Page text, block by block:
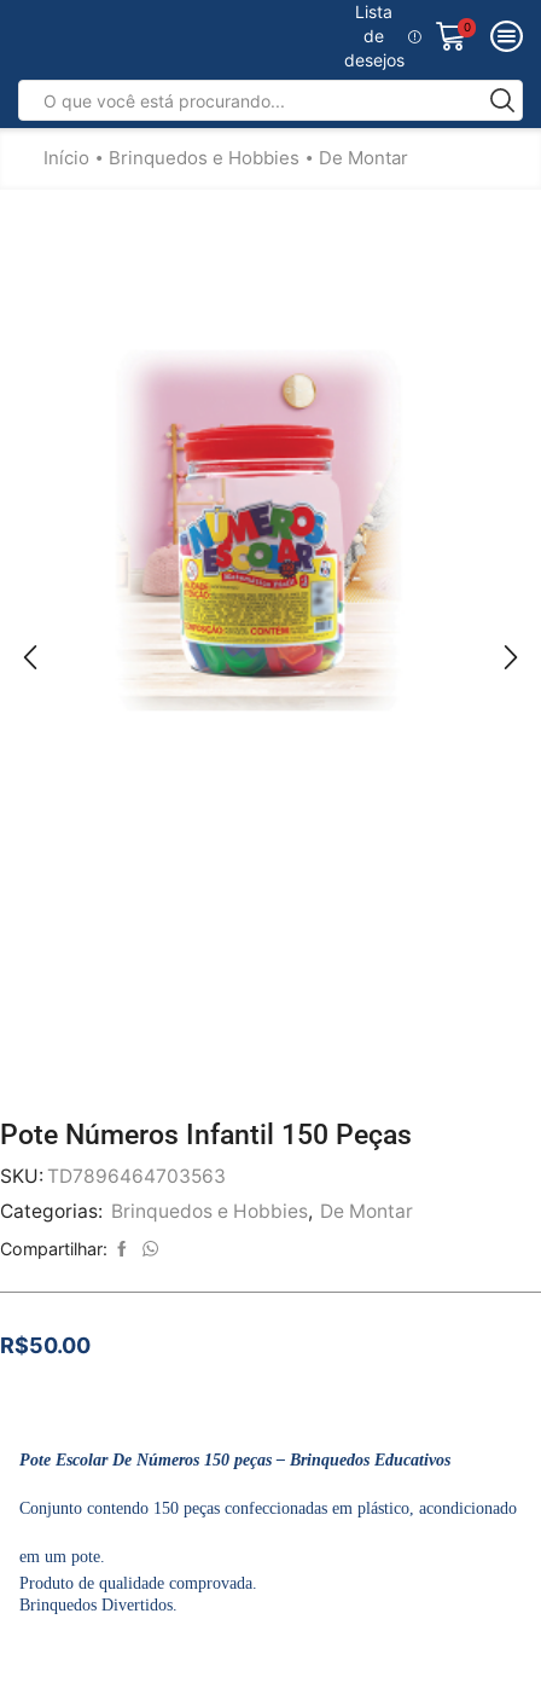
Lista
de
desejos
0
Início • Brinquedos e Hobbies • De Montar
Pote Números Infantil 150 Peças
SKU: TD7896464703563
Categorias: Brinquedos e Hobbies, De Montar
Compartilhar:
R$50.00
Pote Escolar De Números 150 peças – Brinquedos Educativos
Conjunto contendo 150 peças confeccionadas em plástico, acondicionado
em um pote.
Produto de qualidade comprovada.
Brinquedos Divertidos.